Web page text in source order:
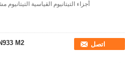
أجزاء التيتانيوم القياسية
اتصل